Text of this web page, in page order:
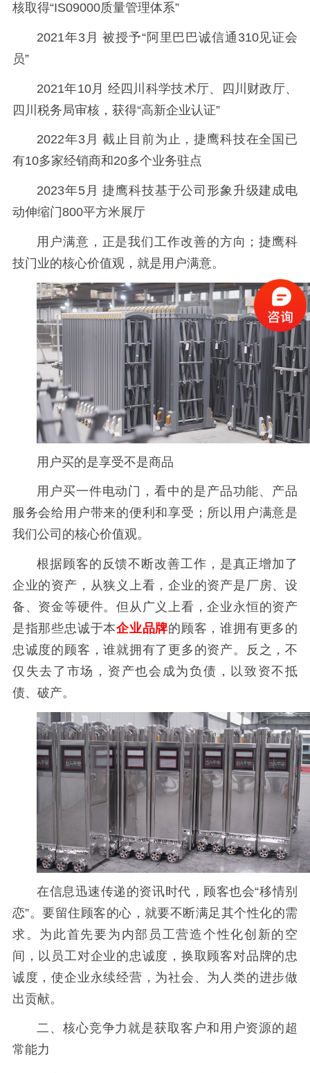
核取得“IS09000质量管理体系”
2021年3月 被授予“阿里巴巴诚信通310见证会
员”
2021年10月 经四川科学技术厅、四川财政厅、
四川税务局审核，获得“高新企业认证”
2022年3月 截止目前为止，捷鹰科技在全国已
有10多家经销商和20多个业务驻点
2023年5月 捷鹰科技基于公司形象升级建成电
动伸缩门800平方米展厅
用户满意，正是我们工作改善的方向；捷鹰科
技门业的核心价值观，就是用户满意。
用户买的是享受不是商品
用户买一件电动门，看中的是产品功能、产品
服务会给用户带来的便利和享受；所以用户满意是
我们公司的核心价值观。
根据顾客的反馈不断改善工作，是真正增加了
企业的资产，从狭义上看，企业的资产是厂房、设
备、资金等硬件。但从广义上看，企业永恒的资产
是指那些忠诚于本企业品牌的顾客，谁拥有更多的
忠诚度的顾客，谁就拥有了更多的资产。反之，不
仅失去了市场，资产也会成为负债，以致资不抵
债、破产。
在信息迅速传递的资讯时代，顾客也会“移情别
恋”。要留住顾客的心，就要不断满足其个性化的需
求。为此首先要为内部员工营造个性化创新的空
间，以员工对企业的忠诚度，换取顾客对品牌的忠
诚度，使企业永续经营，为社会、为人类的进步做
出贡献。
二、核心竞争力就是获取客户和用户资源的超
常能力